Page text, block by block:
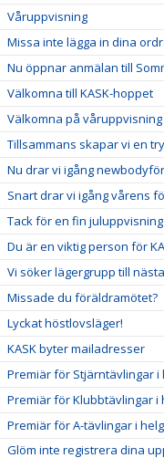
Våruppvisning
Missa inte lägga in dina
Nu öppnar anmälan till
Välkomna till KASK-hoppet
Välkomna på våruppvisning
Tillsammans skapar vi en
Nu drar vi igång
Snart drar vi igång vårens
Tack för en fin juluppvisning
Du är en viktig person för
Vi söker lägergrupp till
Missade du föräldramötet?
Lyckat höstlovsläger!
KASK byter mailadresser
Premiär för Stjärntävlingar i
Premiär för Klubbtävlingar i
Premiär för A-tävlingar i
Glöm inte registrera dina